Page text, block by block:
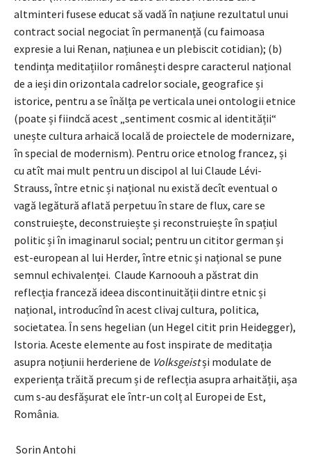
altminteri fusese educat să vadă în națiune rezultatul unui
contract social negociat în permanență (cu faimoasa
expresie a lui Renan, națiunea e un plebiscit cotidian); (b)
tendința meditațiilor românești despre caracterul național
de a ieși din orizontala cadrelor sociale, geografice și
istorice, pentru a se înălța pe verticala unei ontologii etnice
(poate și fiindcă acest „sentiment cosmic al identității“
unește cultura arhaică locală de proiectele de modernizare,
în special de modernism). Pentru orice etnolog francez, și
cu atît mai mult pentru un discipol al lui Claude Lévi-
Strauss, între etnic și național nu există decît eventual o
vagă legătură aflată perpetuu în stare de flux, care se
construiește, deconstruiește și reconstruiește în spațiul
politic și în imaginarul social; pentru un cititor german și
est-european al lui Herder, între etnic și național se pune
semnul echivalenței. Claude Karnoouh a păstrat din
reflecția franceză ideea discontinuității dintre etnic și
național, introducînd în acest clivaj cultura, politica,
societatea. În sens hegelian (un Hegel citit prin Heidegger),
Istoria. Aceste elemente au fost inspirate de meditația
asupra noțiunii herderiene de Volksgeistși modulate de
experiența trăită precum și de reflecția asupra arhaității, așa
cum s-au desfășurat ele într-un colț al Europei de Est,
România.
Sorin Antohi